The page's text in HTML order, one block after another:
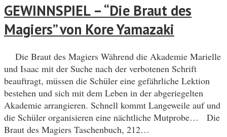
GEWINNSPIEL – “Die Braut des
Magiers” von Kore Yamazaki
Die Braut des Magiers Während die Akademie Marielle
und Isaac mit der Suche nach der verbotenen Schrift
beauftragt, müssen die Schüler eine gefährliche Lektion
bestehen und sich mit dem Leben in der abgeriegelten
Akademie arrangieren. Schnell kommt Langeweile auf und
die Schüler organisieren eine nächtliche Mutprobe… Die
Braut des Magiers Taschenbuch, 212…